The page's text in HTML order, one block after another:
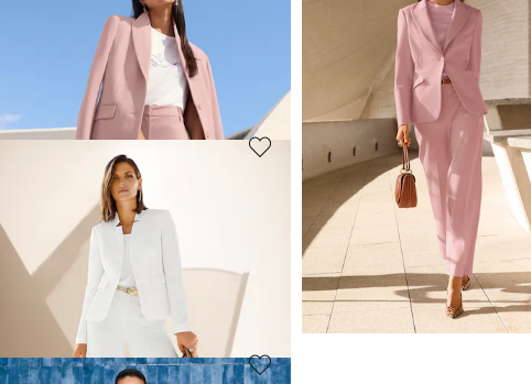
Blazer long en jersey
239,95 €
+1 Coloris
Meilleur prix sous 30 jours**: 229,95 €
229,95 €
Meilleur prix sous 30 jours**: 229,95 €
MADELEINE
Blazer à paillettes
239,95 € 249,95 €
MADELEINE
Blazer
114,95 € 299,95 €
Meilleur prix sous 30 jours**: 179,95 €